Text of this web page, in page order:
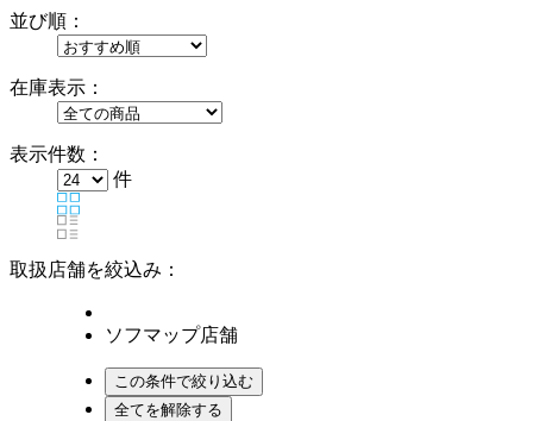
並び順：
在庫表示：
表示件数：
件
取扱店舗を絞込み：
ソフマップ店舗